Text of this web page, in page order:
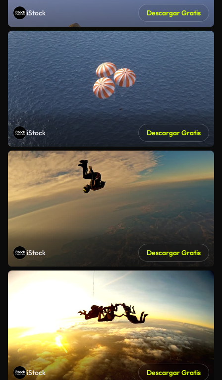
iStock Descargar Gratis
iStock Descargar Gratis
iStock Descargar Gratis
iStock Descargar Gratis